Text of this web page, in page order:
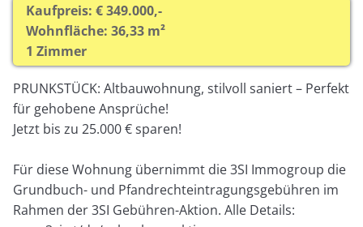
Kaufpreis: € 349.000,-
Wohnfläche: 36,33 m²
1 Zimmer
PRUNKSTÜCK: Altbauwohnung, stilvoll saniert – Perfekt
für gehobene Ansprüche!
Jetzt bis zu 25.000 € sparen!
Für diese Wohnung übernimmt die 3SI Immogroup die
Grundbuch- und Pfandrechteintragungsgebühren im
Rahmen der 3SI Gebühren-Aktion. Alle Details: